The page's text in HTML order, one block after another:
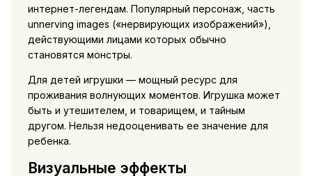
интернет-легендам. Популярный персонаж, часть
unnerving images («нервирующих изображений»),
действующими лицами которых обычно
становятся монстры.
Для детей игрушки — мощный ресурс для
проживания волнующих моментов. Игрушка может
быть и утешителем, и товарищем, и тайным
другом. Нельзя недооценивать ее значение для
ребенка.
Визуальные эффекты